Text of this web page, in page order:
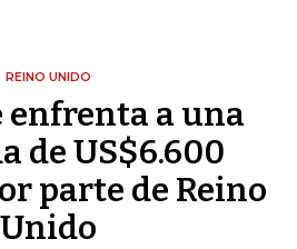
REINO UNIDO
enfrenta a una
de US$6.600
parte de Reino
Unido